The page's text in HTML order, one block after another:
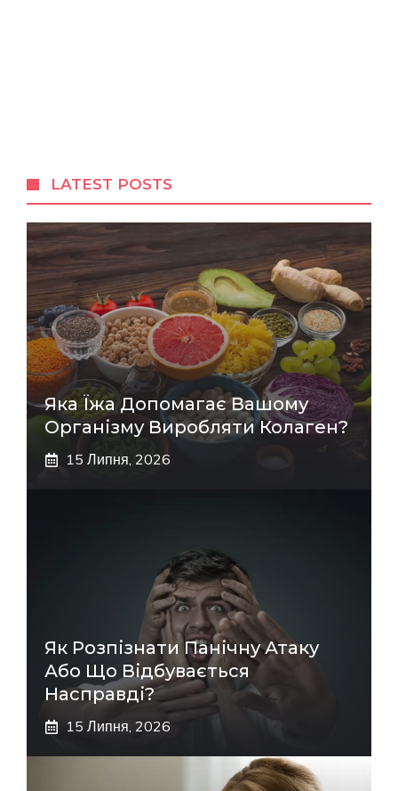
LATEST POSTS
Яка Їжа Допомагає Вашому
Організму Виробляти Колаген?
15 Липня, 2026
Як Розпізнати Панічну Атаку
Або Що Відбувається
Насправді?
15 Липня, 2026